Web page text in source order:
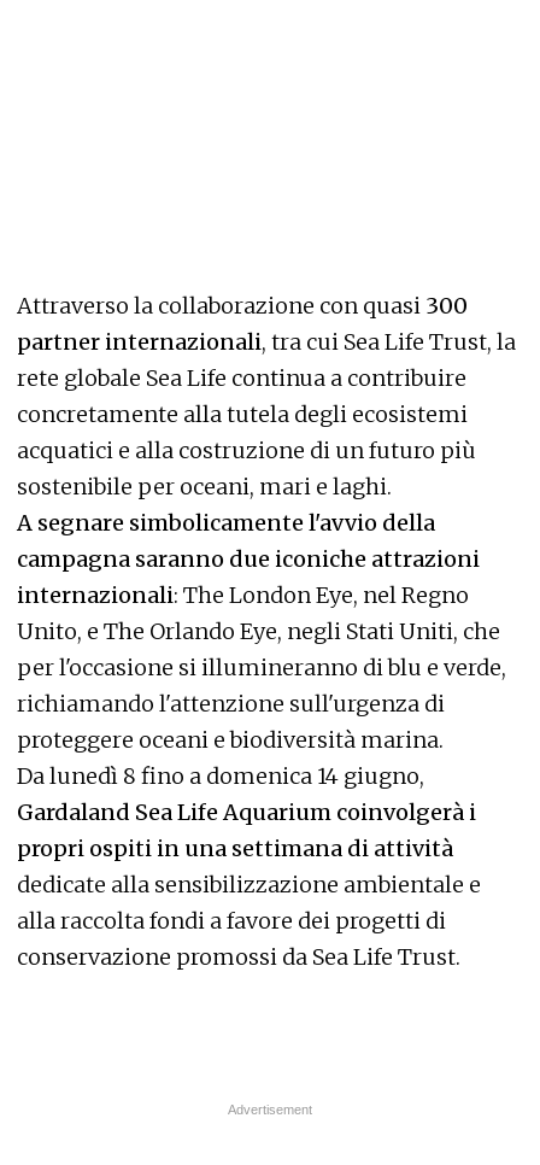
Attraverso la collaborazione con quasi 300
partner internazionali, tra cui Sea Life Trust, la
rete globale Sea Life continua a contribuire
concretamente alla tutela degli ecosistemi
acquatici e alla costruzione di un futuro più
sostenibile per oceani, mari e laghi.
A segnare simbolicamente l'avvio della
campagna saranno due iconiche attrazioni
internazionali: The London Eye, nel Regno
Unito, e The Orlando Eye, negli Stati Uniti, che
per l'occasione si illumineranno di blu e verde,
richiamando l'attenzione sull'urgenza di
proteggere oceani e biodiversità marina.
Da lunedì 8 fino a domenica 14 giugno,
Gardaland Sea Life Aquarium coinvolgerà i
propri ospiti in una settimana di attività
dedicate alla sensibilizzazione ambientale e
alla raccolta fondi a favore dei progetti di
conservazione promossi da Sea Life Trust.